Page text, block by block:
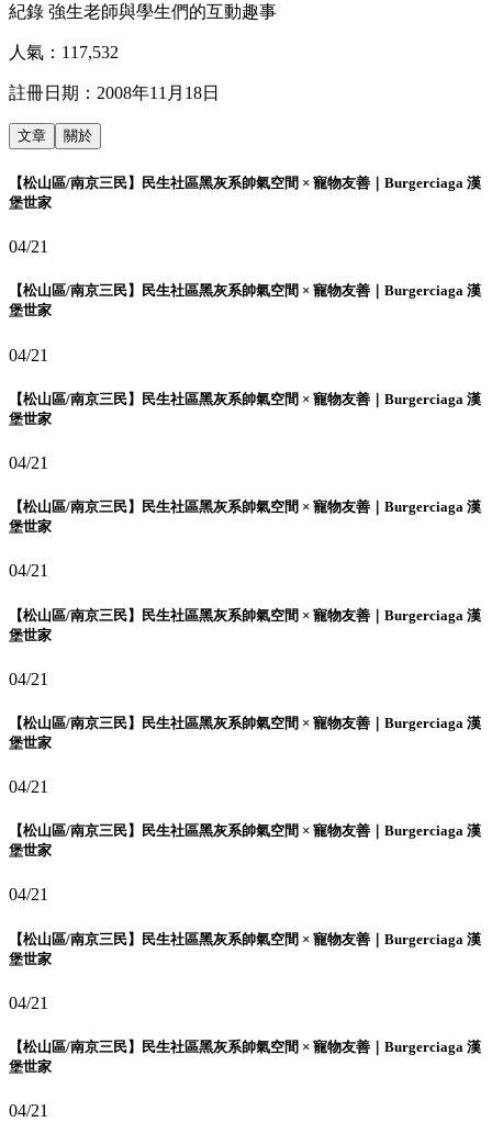
紀錄 強生老師與學生們的互動趣事
人氣： 117,532
註冊日期： 2008年11月18日
文章 關於
【松山區/南京三民】民生社區黑灰系帥氣空間 × 寵物友善｜Burgerciaga 漢
堡世家
04/21
【松山區/南京三民】民生社區黑灰系帥氣空間 × 寵物友善｜Burgerciaga 漢
堡世家
04/21
【松山區/南京三民】民生社區黑灰系帥氣空間 × 寵物友善｜Burgerciaga 漢
堡世家
04/21
【松山區/南京三民】民生社區黑灰系帥氣空間 × 寵物友善｜Burgerciaga 漢
堡世家
04/21
【松山區/南京三民】民生社區黑灰系帥氣空間 × 寵物友善｜Burgerciaga 漢
堡世家
04/21
【松山區/南京三民】民生社區黑灰系帥氣空間 × 寵物友善｜Burgerciaga 漢
堡世家
04/21
【松山區/南京三民】民生社區黑灰系帥氣空間 × 寵物友善｜Burgerciaga 漢
堡世家
04/21
【松山區/南京三民】民生社區黑灰系帥氣空間 × 寵物友善｜Burgerciaga 漢
堡世家
04/21
【松山區/南京三民】民生社區黑灰系帥氣空間 × 寵物友善｜Burgerciaga 漢
堡世家
04/21